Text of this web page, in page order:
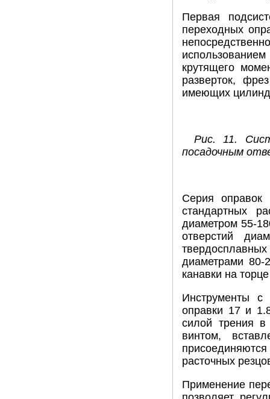
Первая
переходных
крутящего
разверток,
имеющих
Рис. 11.
посадочным
Серия оправок
стандартных
диаметром 55-
отверстий
диаметрами
канавки на
Инструменты с
оправки 17 и
силой трения в
винтом,
расточных
Применение